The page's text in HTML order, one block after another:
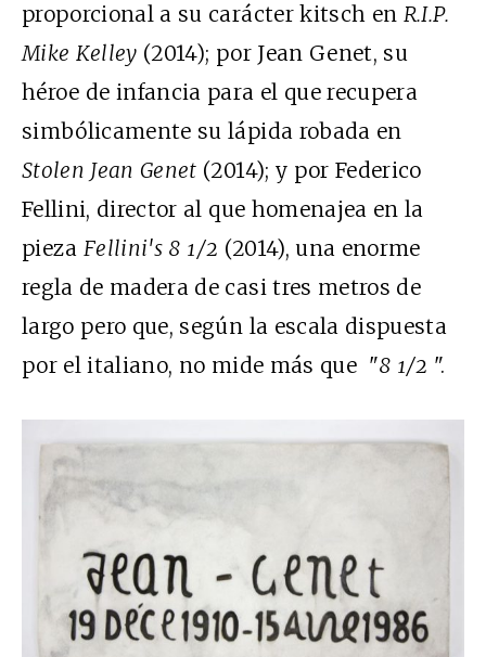
proporcional a su carácter kitsch en R.I.P.
Mike Kelley (2014); por Jean Genet, su
héroe de infancia para el que recupera
simbólicamente su lápida robada en
Stolen Jean Genet (2014); y por Federico
Fellini, director al que homenajea en la
piezaFellini's 8 1/2 (2014), una enorme
regla de madera de casi tres metros de
largo pero que, según la escala dispuesta
por el italiano, no mide más que "8 1/2 ".